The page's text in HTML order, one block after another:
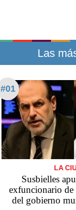
Las
#01
LA
Susbielles
exfuncionario
del gobierno